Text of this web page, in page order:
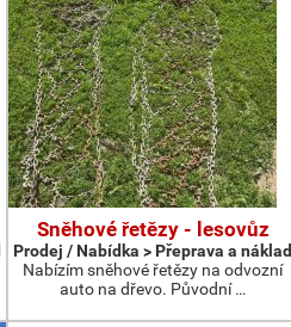
Sněhové řetězy - lesovůz
Prodej / Nabídka > Přeprava a náklad
Nabízím sněhové řetězy na odvozní
auto na dřevo. Původní …